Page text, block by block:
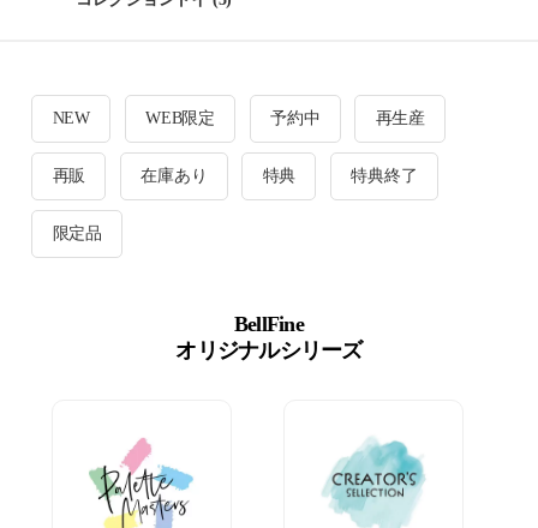
NEW WEB限定 予約中 再生産
再販 在庫あり 特典 特典終了
限定品
BellFine
オリジナルシリーズ